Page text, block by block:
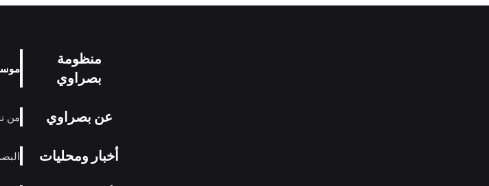
منظومة
بصراوي
عن بصراوي من
أخبار ومحليات